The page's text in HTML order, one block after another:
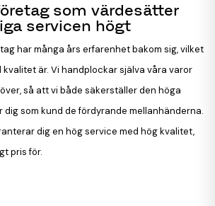
som värdesätter
servicen högt
har många års erfarenhet bakom sig, vilket
är. Vi handplockar själva våra varor
så att vi både säkerställer den höga
som kund de fördyrande mellanhänderna.
dig en hög service med hög kvalitet,
pris för.